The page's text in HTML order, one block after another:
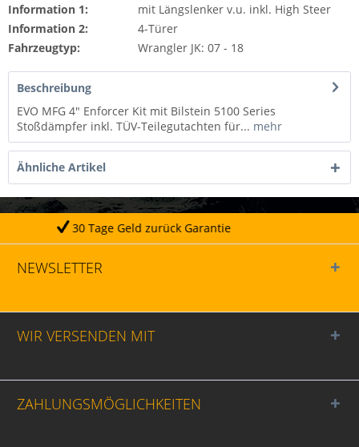
Information 1:
mit Längslenker v.u. inkl. High Steer
Information 2:
4-Türer
Fahrzeugtyp:
Wrangler JK: 07 - 18
Beschreibung
EVO MFG 4" Enforcer Kit mit Bilstein 5100 Series
Stoßdämpfer inkl. TÜV-Teilegutachten für... mehr
Ähnliche Artikel
zurück Garantie
NEWSLETTER
WIR VERSENDEN MIT
ZAHLUNGSMÖGLICHKEITEN